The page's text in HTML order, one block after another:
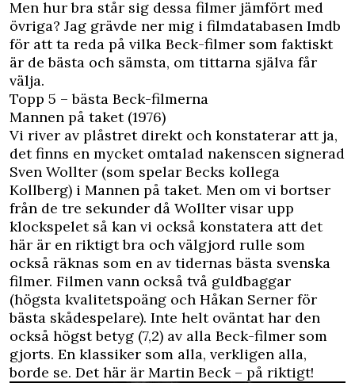
Men hur bra står sig dessa filmer jämfört med
övriga? Jag grävde ner mig i filmdatabasen Imdb
för att ta reda på vilka Beck-filmer som faktiskt
är de bästa och sämsta, om tittarna själva får
välja.
Topp 5 – bästa Beck-filmerna
Mannen på taket (1976)
Vi river av plåstret direkt och konstaterar att ja,
det finns en mycket omtalad nakenscen signerad
Sven Wollter (som spelar Becks kollega
Kollberg) i Mannen på taket. Men om vi bortser
från de tre sekunder då Wollter visar upp
klockspelet så kan vi också konstatera att det
här är en riktigt bra och välgjord rulle som
också räknas som en av tidernas bästa svenska
filmer. Filmen vann också två guldbaggar
(högsta kvalitetspoäng och Håkan Serner för
bästa skådespelare). Inte helt oväntat har den
också högst betyg (7,2) av alla Beck-filmer som
gjorts. En klassiker som alla, verkligen alla,
borde se. Det här är Martin Beck – på riktigt!